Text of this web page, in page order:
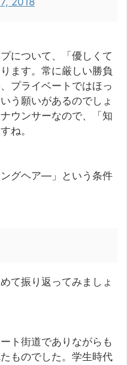
について、「優しくて
ます。常に厳しい勝負
プライベートではほっ
う願いがあるのでしょ
ウンサーなので、「知
ね。
グヘア―」という条件
て振り返ってみましょ
ト街道でありながらも
ものでした。学生時代